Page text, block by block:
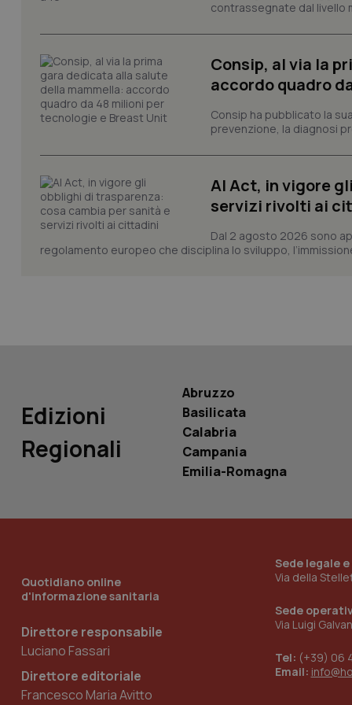
contrassegnate dal livello
Consip, al via la
accordo quadro
Consip ha pubblicato la
prevenzione, la diagnosi
AI Act, in vigore
servizi rivolti ai
Dal 2 agosto 2026 sono
regolamento europeo che disciplina lo sviluppo,
Edizioni
Regionali
Abruzzo
Basilicata
Calabria
Campania
Emilia-Romagna
Quotidiano online
d'informazione sanitaria
Direttore responsabile
Luciano Fassari
Direttore editoriale
Francesco Maria Avitto
Sede legale
Via della
Sede
Via Luigi
Tel: (+39) 06
Email:
CookieScriptConsent
tracking-enable
tracking-sites-
session-id
_ga
Nome
__Secure-YNID
YSC